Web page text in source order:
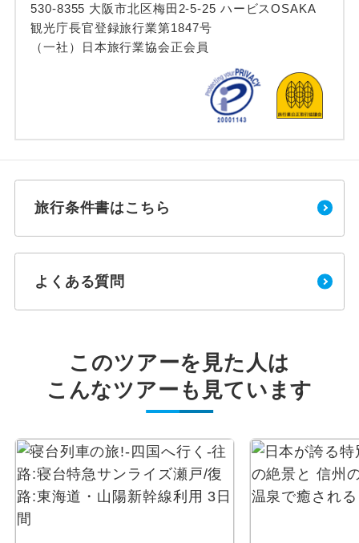
530-8355 大阪市北区梅田2-5-25 ハービスOSAKA
観光庁長官登録旅行業第1847号
（一社）日本旅行業協会正会員
旅行条件書はこちら
よくある質問
このツアーを見た人は
こんなツアーも見ています